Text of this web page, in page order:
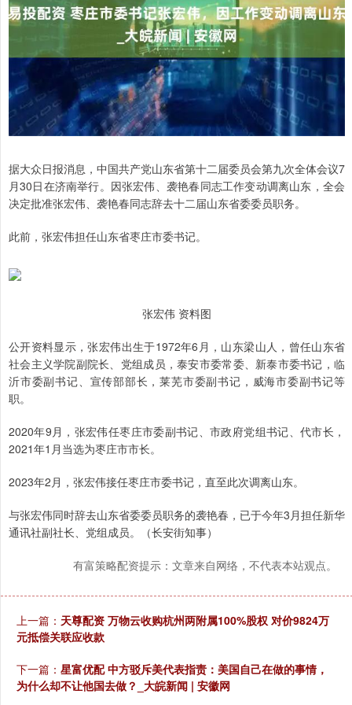
据大众日报消息，中国共产党山东省第十二届委员会第九次全体会议7
月30日在济南举行。因张宏伟、袭艳春同志工作变动调离山东，全会
决定批准张宏伟、袭艳春同志辞去十二届山东省委委员职务。
此前，张宏伟担任山东省枣庄市委书记。
张宏伟 资料图
公开资料显示，张宏伟出生于1972年6月，山东梁山人，曾任山东省
社会主义学院副院长、党组成员，泰安市委常委、新泰市委书记，临
沂市委副书记、宣传部部长，莱芜市委副书记，威海市委副书记等
职。
2020年9月，张宏伟任枣庄市委副书记、市政府党组书记、代市长，
2021年1月当选为枣庄市市长。
2023年2月，张宏伟接任枣庄市委书记，直至此次调离山东。
与张宏伟同时辞去山东省委委员职务的袭艳春，已于今年3月担任新华
通讯社副社长、党组成员。（长安街知事）
有富策略配资提示：文章来自网络，不代表本站观点。
上一篇： 天尊配资 万物云收购杭州两附属100%股权 对价9824万
元抵偿关联应收款
下一篇： 星富优配 中方驳斥美代表指责：美国自己在做的事情，
为什么却不让他国去做？_大皖新闻 | 安徽网